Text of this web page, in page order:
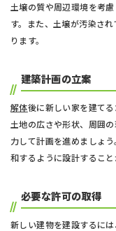
土壌の質や周辺環境を考
す。また、土壌が汚染さ
ります。
建築計画の立案
解体後に新しい家を建て
土地の広さや形状、周囲
力して計画を進めましょ
和するように設計すること
必要な許可の取得
新しい建物を建設するに